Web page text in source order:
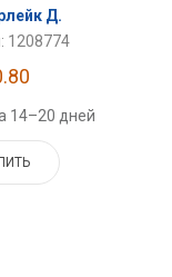
Д.
1208774
14–20 дней